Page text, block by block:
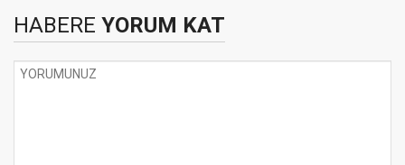
HABERE YORUM KAT